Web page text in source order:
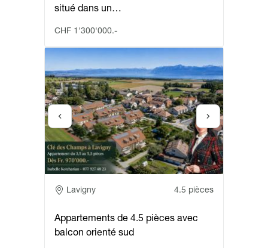
situé dans un…
CHF 1'300'000.-
Adresse
Lavigny 4.5 pièces
Appartements de 4.5 pièces avec
balcon orienté sud